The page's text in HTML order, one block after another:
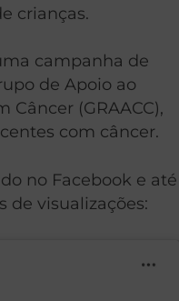
crianças.
campanha de
de Apoio ao
Câncer (GRAACC),
com câncer.
no Facebook e até
de visualizações: